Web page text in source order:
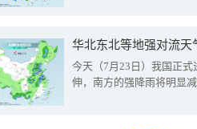
华北东北等地强对流天
今天（7月23日）我国正
伸，南方的强降雨将明显